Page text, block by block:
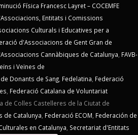
Física Francesc Layret – COCEMFE
Entitats i Comissions
Culturals i Educatives per a
d'Associacions de Gent Gran de
Cannàbiques de Catalunya, FAVB-
i Veïnes de
Donants de Sang, Fedelatina, Federació
, Federació Catalana de Voluntariat
de Colles Castelleres de la Ciutat de
de Catalunya, Federació ECOM, Federación de
en Catalunya, Secretariat d'Entitats